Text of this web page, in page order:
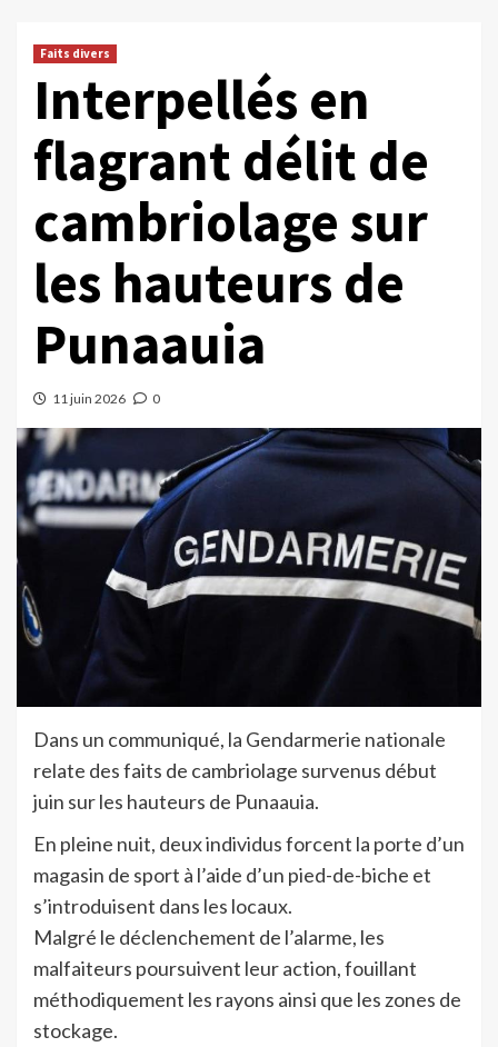
Faits divers
Interpellés en
flagrant délit de
cambriolage sur
les hauteurs de
Punaauia
11 juin 2026 0
Dans un communiqué, la Gendarmerie nationale
relate des faits de cambriolage survenus début
juin sur les hauteurs de Punaauia.
En pleine nuit, deux individus forcent la porte d’un
magasin de sport à l’aide d’un pied-de-biche et
s’introduisent dans les locaux.
Malgré le déclenchement de l’alarme, les
malfaiteurs poursuivent leur action, fouillant
méthodiquement les rayons ainsi que les zones de
stockage.